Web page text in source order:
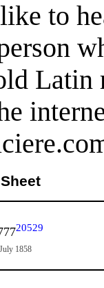
to
Latin
20529
1858